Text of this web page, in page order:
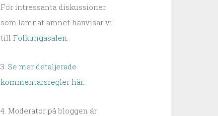
För intressanta diskussioner
som lämnat ämnet hänvisar vi
till Folkungasalen.
3. Se mer detaljerade
kommentarsregler här..
4. Moderator på bloggen är